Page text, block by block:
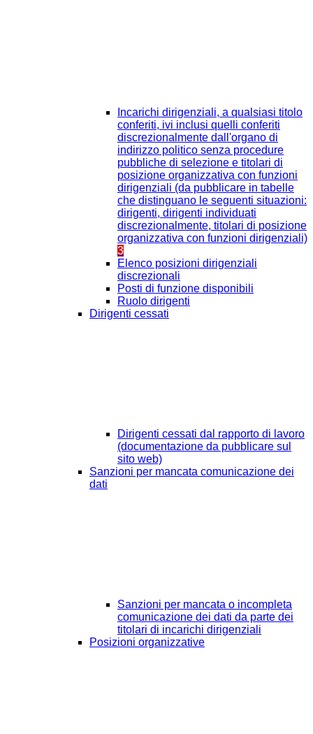
Incarichi dirigenziali, a qualsiasi titolo
conferiti, ivi inclusi quelli conferiti
discrezionalmente dall'organo di
indirizzo politico senza procedure
pubbliche di selezione e titolari di
posizione organizzativa con funzioni
dirigenziali (da pubblicare in tabelle
che distinguano le seguenti situazioni:
dirigenti, dirigenti individuati
discrezionalmente, titolari di posizione
organizzativa con funzioni dirigenziali)
3
Elenco posizioni dirigenziali
discrezionali
Posti di funzione disponibili
Ruolo dirigenti
Dirigenti cessati
Dirigenti cessati dal rapporto di lavoro
(documentazione da pubblicare sul
sito web)
Sanzioni per mancata comunicazione dei
dati
Sanzioni per mancata o incompleta
comunicazione dei dati da parte dei
titolari di incarichi dirigenziali
Posizioni organizzative